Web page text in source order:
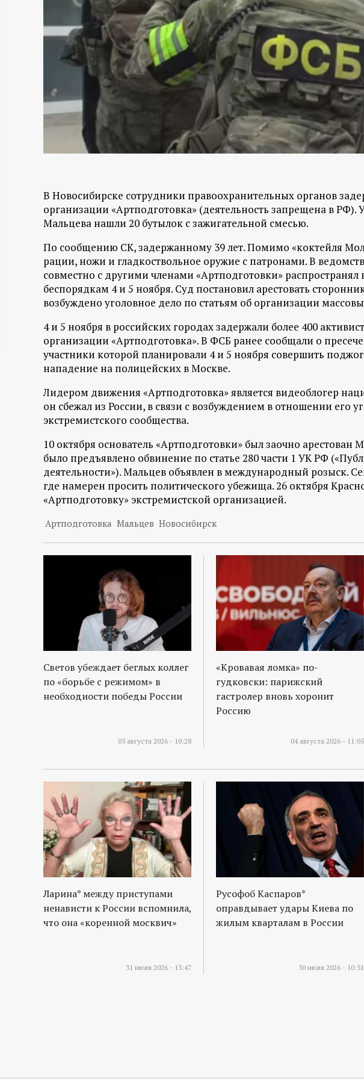
Н
и
н
р
м
а
ц
о
н
н
й
п
о
р
В Новосибирске сотрудники правоохранительных органов
организации «Артподготовка» (деятельность запрещена в РФ).
Мальцева нашли 20 бутылок с зажигательной смесью.
По сообщению СК, задержанному 39 лет. Помимо «коктейля
рации, ножи и гладкоствольное оружие с патронами. В
совместно с другими членами «Артподготовки»
беспорядкам 4 и 5 ноября. Суд постановил арестовать
возбуждено уголовное дело по статьям об организации
4 и 5 ноября в российских городах задержали более 400
организации «Артподготовка». В ФСБ ранее сообщали о
участники которой планировали 4 и 5 ноября совершить
нападение на полицейских в Москве.
Лидером движения «Артподготовка» является видеоблогер
он сбежал из России, в связи с возбуждением в отношении его
экстремистского сообщества.
10 октября основатель «Артподготовки» был заочно
было предъявлено обвинение по статье 280 части 1 УК РФ
деятельности»). Мальцев объявлен в международный розыск.
где намерен просить политического убежища. 26 октября
«Артподготовку» экстремистской организацией.
Артподготовка Мальцев Новосибирск
Светов убеждает беглых коллег
по «борьбе с режимом» в
необходиости победы России
05 августа 2026 - 10:28
«Кровавая ломка» по-
гудковски: парижский
гастролер вновь хоронит
Россию
04 августа 2026 - 11:05
Ларина* между приступами
ненависти к России вспомнила,
что она «коренной москвич»
31 июля 2026 - 13:47
Русофоб Каспаров*
оправдывает удары Киева по
жилым кварталам в России
30 июля 2026 - 10:51